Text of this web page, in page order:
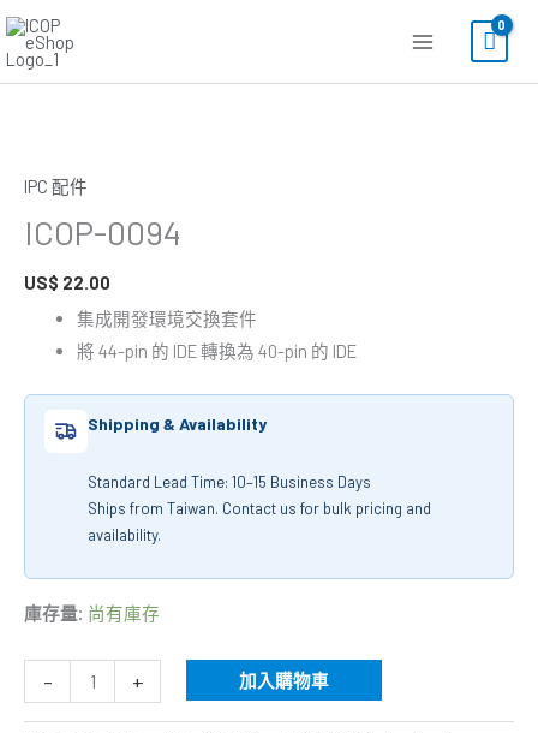
跳
主
IPC 配件
ICOP-0094
US$ 22.00
集成開發環境交換套件
將 44-pin 的 IDE 轉換為 40-pin 的 IDE
Shipping & Availability
Standard Lead Time: 10–15 Business Days
Ships from Taiwan. Contact us for bulk pricing and
availability.
庫存量: 尚有庫存
-
數
量
+ 加入購物車